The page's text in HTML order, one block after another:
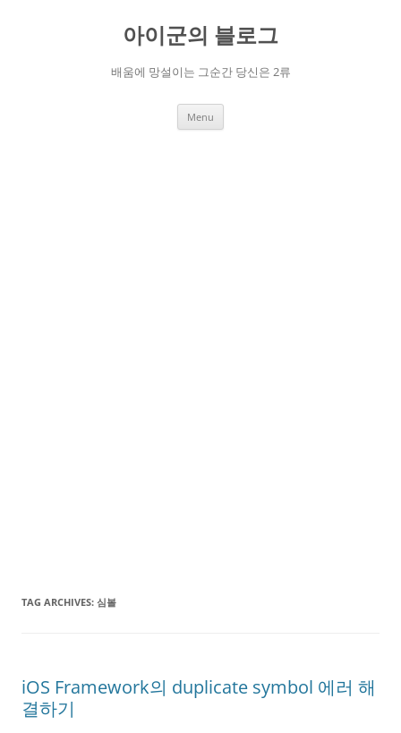
아이군의 블로그
배움에 망설이는 그순간 당신은 2류
Menu
TAG ARCHIVES: 심볼
iOS Framework의 duplicate symbol 에러 해
결하기